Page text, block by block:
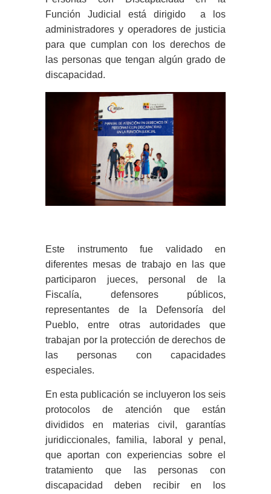
Función Judicial está dirigido a los
administradores y operadores de justicia
para que cumplan con los derechos de
las personas que tengan algún grado de
discapacidad.
Este instrumento fue validado en
diferentes mesas de trabajo en las que
participaron jueces, personal de la
Fiscalía, defensores públicos,
representantes de la Defensoría del
Pueblo, entre otras autoridades que
trabajan por la protección de derechos de
las personas con capacidades
especiales.
En esta publicación se incluyeron los seis
protocolos de atención que están
divididos en materias civil, garantías
juridiccionales, familia, laboral y penal,
que aportan con experiencias sobre el
tratamiento que las personas con
discapacidad deben recibir en los